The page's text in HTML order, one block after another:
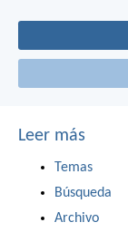
Leer más
Temas
Búsqueda
Archivo